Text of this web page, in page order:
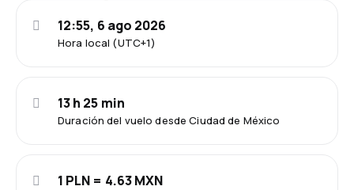
Hora local (UTC+1)
12:55, 6 ago 2026
Duración del vuelo desde Ciudad de México
13 h 25 min
1 PLN = 4.63 MXN